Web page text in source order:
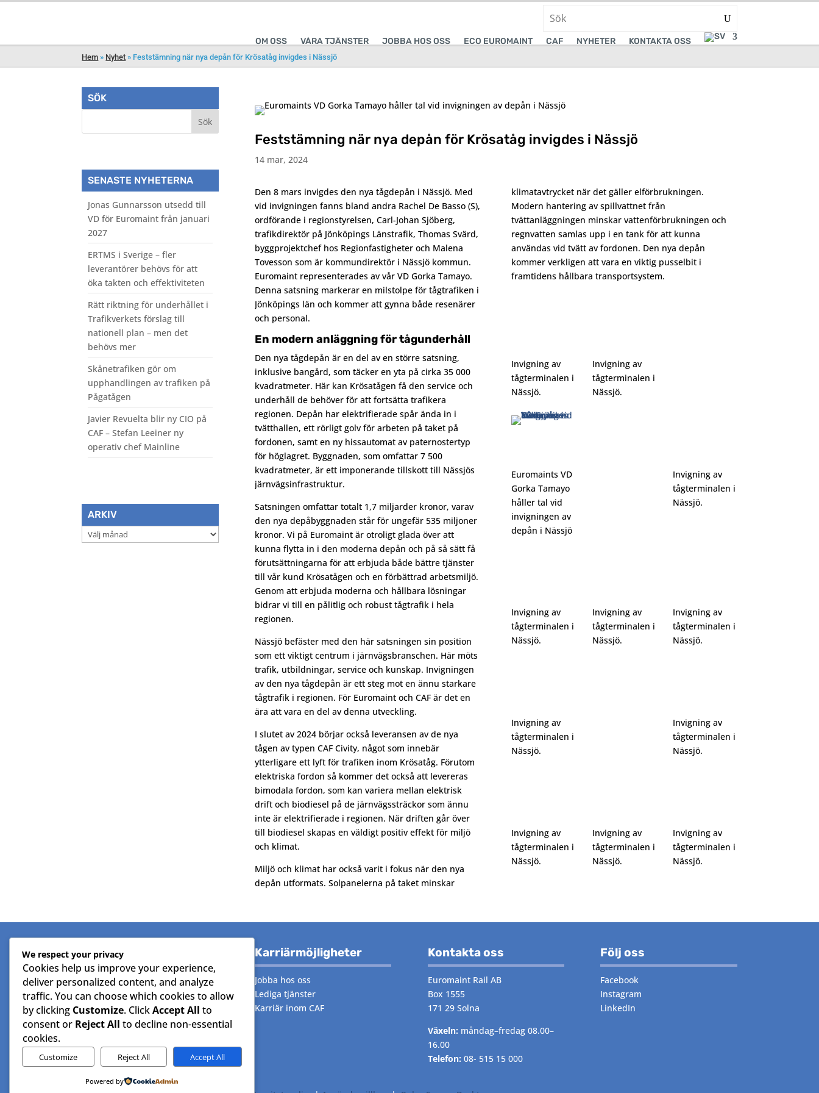
OM OSS VÅRA TJÄNSTER JOBBA HOS OSS ECO EUROMAINT CAF NYHETER KONTAKTA OSS
Hem » Nyhet » Feststämning när nya depån för Krösatåg invigdes i Nässjö
SÖK
SENASTE NYHETERNA
Jonas Gunnarsson utsedd till
VD för Euromaint från januari
2027
ERTMS i Sverige – fler
leverantörer behövs för att
öka takten och effektiviteten
Rätt riktning för underhållet i
Trafikverkets förslag till
nationell plan – men det
behövs mer
Skånetrafiken gör om
upphandlingen av trafiken på
Pågatågen
Javier Revuelta blir ny CIO på
CAF – Stefan Leeiner ny
operativ chef Mainline
ARKIV
Arkiv
Feststämning när nya depån för Krösatåg invigdes i Nässjö
14 mar, 2024
Den 8 mars invigdes den nya tågdepån i Nässjö. Med
vid invigningen fanns bland andra Rachel De Basso (S),
ordförande i regionstyrelsen, Carl-Johan Sjöberg,
trafikdirektör på Jönköpings Länstrafik, Thomas Svärd,
byggprojektchef hos Regionfastigheter och Malena
Tovesson som är kommundirektör i Nässjö kommun.
Euromaint representerades av vår VD Gorka Tamayo.
Denna satsning markerar en milstolpe för tågtrafiken i
Jönköpings län och kommer att gynna både resenärer
och personal.
En modern anläggning för tågunderhåll
Den nya tågdepån är en del av en större satsning,
inklusive bangård, som täcker en yta på cirka 35 000
kvadratmeter. Här kan Krösatågen få den service och
underhåll de behöver för att fortsätta trafikera
regionen. Depån har elektrifierade spår ända in i
tvätthallen, ett rörligt golv för arbeten på taket på
fordonen, samt en ny hissautomat av paternostertyp
för höglagret. Byggnaden, som omfattar 7 500
kvadratmeter, är ett imponerande tillskott till Nässjös
järnvägsinfrastruktur.
Satsningen omfattar totalt 1,7 miljarder kronor, varav
den nya depåbyggnaden står för ungefär 535 miljoner
kronor. Vi på Euromaint är otroligt glada över att
kunna flytta in i den moderna depån och på så sätt få
förutsättningarna för att erbjuda både bättre tjänster
till vår kund Krösatågen och en förbättrad arbetsmiljö.
Genom att erbjuda moderna och hållbara lösningar
bidrar vi till en pålitlig och robust tågtrafik i hela
regionen.
Nässjö befäster med den här satsningen sin position
som ett viktigt centrum i järnvägsbranschen. Här möts
trafik, utbildningar, service och kunskap. Invigningen
av den nya tågdepån är ett steg mot en ännu starkare
tågtrafik i regionen. För Euromaint och CAF är det en
ära att vara en del av denna utveckling.
I slutet av 2024 börjar också leveransen av de nya
tågen av typen CAF Civity, något som innebär
ytterligare ett lyft för trafiken inom Krösatåg. Förutom
elektriska fordon så kommer det också att levereras
bimodala fordon, som kan variera mellan elektrisk
drift och biodiesel på de järnvägssträckor som ännu
inte är elektrifierade i regionen. När driften går över
till biodiesel skapas en väldigt positiv effekt för miljö
och klimat.
Miljö och klimat har också varit i fokus när den nya
depån utformats. Solpanelerna på taket minskar
klimatavtrycket när det gäller elförbrukningen.
Modern hantering av spillvattnet från
tvättanläggningen minskar vattenförbrukningen och
regnvatten samlas upp i en tank för att kunna
användas vid tvätt av fordonen. Den nya depån
kommer verkligen att vara en viktig pusselbit i
framtidens hållbara transportsystem.
Invigning av
tågterminalen i
Nässjö.
Invigning av
tågterminalen i
Nässjö.
Euromaints VD
Gorka Tamayo
håller tal vid
invigningen av
depån i Nässjö
Invigning av
tågterminalen i
Nässjö.
Invigning av
tågterminalen i
Nässjö.
Invigning av
tågterminalen i
Nässjö.
Invigning av
tågterminalen i
Nässjö.
Invigning av
tågterminalen i
Nässjö.
Invigning av
tågterminalen i
Nässjö.
Invigning av
tågterminalen i
Nässjö.
Invigning av
tågterminalen i
Nässjö.
Invigning av
tågterminalen i
Nässjö.
Om koncernern
Generella frågor
Fakturafrågor
(Leverantörsreskontra)
Fakturafrågor(Kundreskontra)
Affärsförfrågningar
Beställning material/reservdelar
Karriärmöjligheter
Jobba hos oss
Lediga tjänster
Karriär inom CAF
Kontakta oss
Euromaint Rail AB
Box 1555
171 29 Solna
Växeln: måndag–fredag 08.00–
16.00
Telefon: 08- 515 15 000
Följ oss
Facebook
Instagram
LinkedIn
We respect your privacy
Cookies help us improve your experience,
deliver personalized content, and analyze
traffic. You can choose which cookies to allow
by clicking Customize. ClickAccept All to
consent or Reject All to decline non-essential
cookies.
Customize Reject All Accept All
Powered by